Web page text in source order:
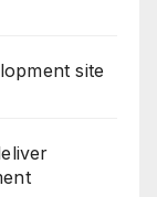
site